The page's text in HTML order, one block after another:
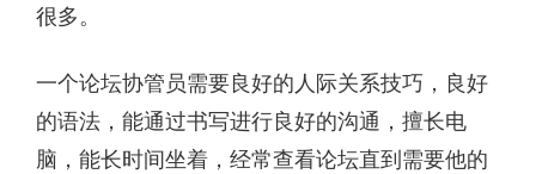
很多。
一个论坛协管员需要良好的人际关系技巧，良好
的语法，能通过书写进行良好的沟通，擅长电
脑，能长时间坐着，经常查看论坛直到需要他的